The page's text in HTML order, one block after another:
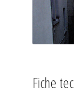
Fiche